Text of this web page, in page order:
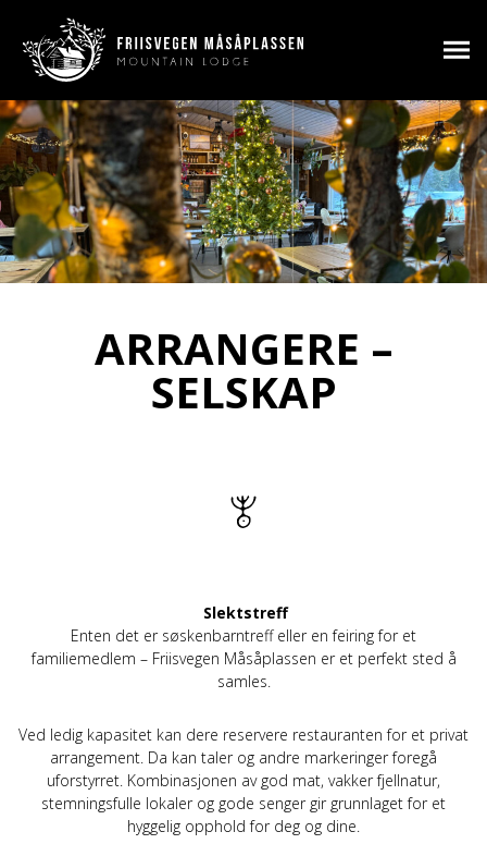
ARRANGERE –
SELSKAP
Slektstreff
Enten det er søskenbarntreff eller en feiring for et
familiemedlem – Friisvegen Måsåplassen er et perfekt sted å
samles.
Ved ledig kapasitet kan dere reservere restauranten for et privat
arrangement. Da kan taler og andre markeringer foregå
uforstyrret. Kombinasjonen av god mat, vakker fjellnatur,
stemningsfulle lokaler og gode senger gir grunnlaget for et
hyggelig opphold for deg og dine.